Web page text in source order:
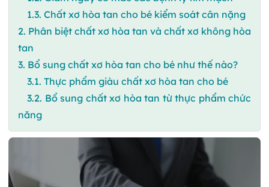
1.3. Chất xơ hòa tan cho bé kiểm soát cân nặng
2. Phân biệt chất xơ hòa tan và chất xơ không hòa
tan
3. Bổ sung chất xơ hòa tan cho bé như thế nào?
3.1. Thực phẩm giàu chất xơ hòa tan cho bé
3.2. Bổ sung chất xơ hòa tan từ thực phẩm chức
năng